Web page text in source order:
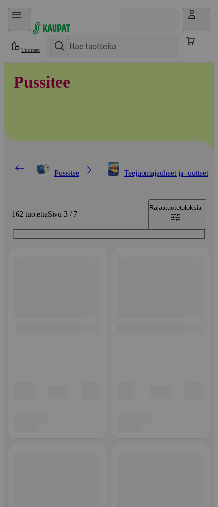
Hyppää sisältöön
Tuotteet
Pussitee
Pussitee Teejuomajauheet ja -uutteet
162 tuotettaSivu 3 / 7
Rajaatuotetuloksia